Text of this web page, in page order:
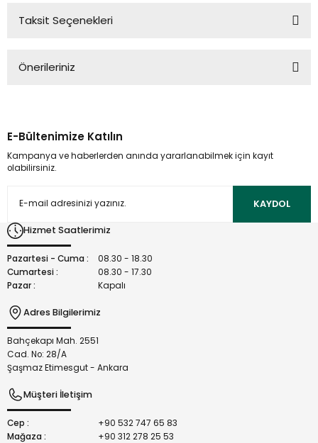
Taksit Seçenekleri
Önerileriniz
kullanarak tarafımıza iletebilirsiniz.
Görüş ve önerileriniz için teşekkür ederiz.
Ürün açıklamasında eksik bilgiler bulunuyor.
Bu ürüne benzer farklı alternatifler olmalı.
E-Bültenimize Katılın
Kampanya ve haberlerden anında yararlanabilmek için kayıt
olabilirsiniz.
KAYDOL
Hizmet Saatlerimiz
Pazartesi - Cuma :
08.30 - 18.30
Cumartesi :
08.30 - 17.30
Pazar :
Kapalı
Adres Bilgilerimiz
Bahçekapı Mah. 2551
Cad. No: 28/A
Şaşmaz Etimesgut - Ankara
Müşteri İletişim
Cep :
+90 532 747 65 83
Mağaza :
+90 312 278 25 53